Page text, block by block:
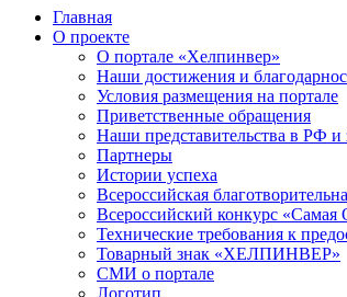
Главная
О проекте
О портале «Хелпинвер»
Наши достижения и
Условия размещения на портале
Приветственные обращения
Наши представительства в РФ и
Партнеры
Истории успеха
Всероссийская
Всероссийский конкурс «Самая
Технические требования к
Товарный знак «ХЕЛПИНВЕР»
СМИ о портале
Логотип